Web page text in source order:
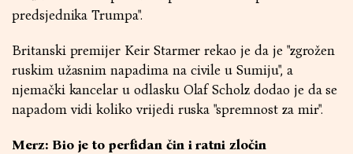
predsjednika Trumpa".
Britanski premijer Keir Starmer rekao je da je "zgrožen
ruskim užasnim napadima na civile u Sumiju", a
njemački kancelar u odlasku Olaf Scholz dodao je da se
napadom vidi koliko vrijedi ruska "spremnost za mir".
Merz: Bio je to perfidan čin i ratni zločin